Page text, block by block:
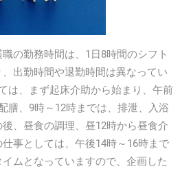
の勤務時間は、1日8時間のシフト
出勤時間や退勤時間は異なってい
は、まず起床介助から始まり、午前
膳、9時～12時までは、排泄、入浴
、昼食の調理、昼12時から昼食介
事としては、午後14時～16時まで
ムとなっていますので、企画した